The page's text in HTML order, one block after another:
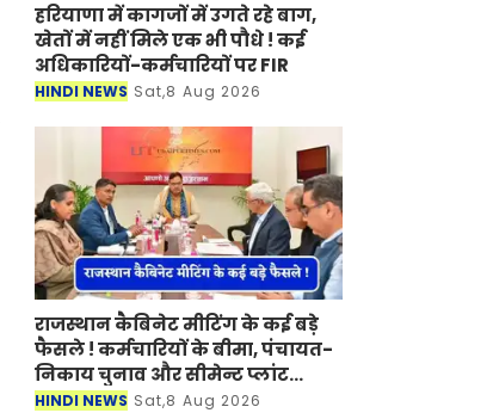
हरियाणा में कागजों में उगते रहे बाग,
खेतों में नहीं मिले एक भी पौधे ! कई
अधिकारियों-कर्मचारियों पर FIR
HINDI NEWS Sat,8 Aug 2026
राजस्थान कैबिनेट मीटिंग के कई बड़े
फैसले ! कर्मचारियों के बीमा, पंचायत-
निकाय चुनाव और सीमेन्ट प्लांट
लगाने पर मुहर
HINDI NEWS Sat,8 Aug 2026